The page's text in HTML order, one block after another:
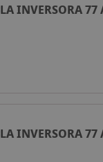
INVERSORA 77
INVERSORA 77